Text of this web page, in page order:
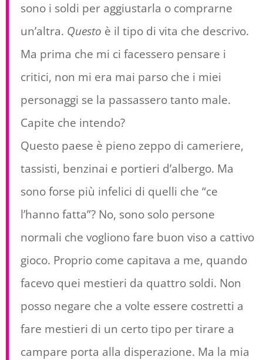
sono i soldi per aggiustarla o comprarne
un’altra. Questo è il tipo di vita che descrivo.
Ma prima che mi ci facessero pensare i
critici, non mi era mai parso che i miei
personaggi se la passassero tanto male.
Capite che intendo?
Questo paese è pieno zeppo di cameriere,
tassisti, benzinai e portieri d’albergo. Ma
sono forse più infelici di quelli che “ce
l’hanno fatta”? No, sono solo persone
normali che vogliono fare buon viso a cattivo
gioco. Proprio come capitava a me, quando
facevo quei mestieri da quattro soldi. Non
posso negare che a volte essere costretti a
fare mestieri di un certo tipo per tirare a
campare porta alla disperazione. Ma la mia